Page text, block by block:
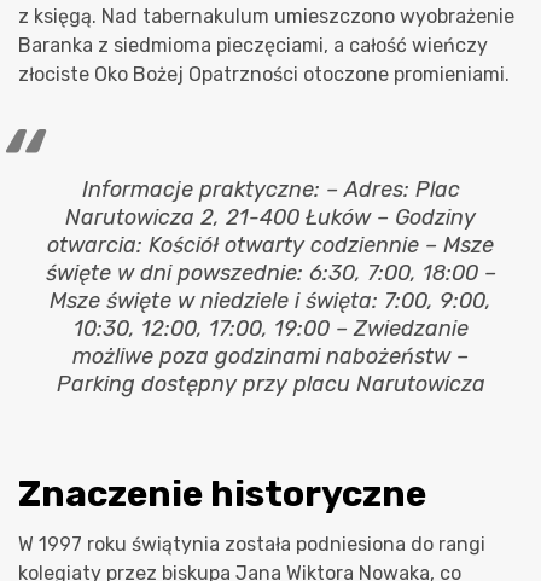
z księgą. Nad tabernakulum umieszczono wyobrażenie
Baranka z siedmioma pieczęciami, a całość wieńczy
złociste Oko Bożej Opatrzności otoczone promieniami.
Informacje praktyczne: – Adres: Plac
Narutowicza 2, 21-400 Łuków – Godziny
otwarcia: Kościół otwarty codziennie – Msze
święte w dni powszednie: 6:30, 7:00, 18:00 –
Msze święte w niedziele i święta: 7:00, 9:00,
10:30, 12:00, 17:00, 19:00 – Zwiedzanie
możliwe poza godzinami nabożeństw –
Parking dostępny przy placu Narutowicza
Znaczenie historyczne
W 1997 roku świątynia została podniesiona do rangi
kolegiaty przez biskupa Jana Wiktora Nowaka, co